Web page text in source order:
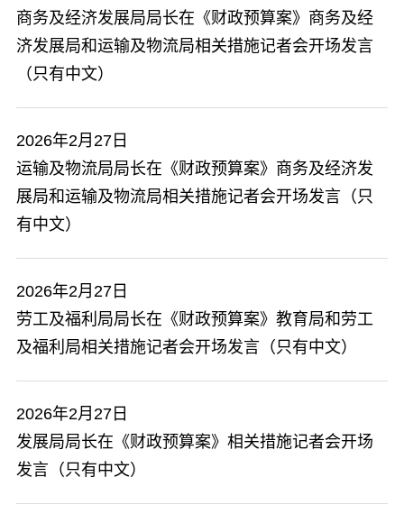
商务及经济发展局局长在《财政预算案》商务及经
济发展局和运输及物流局相关措施记者会开场发言
（只有中文）
2026年2月27日
​运输及物流局局长在《财政预算案》商务及经济发
展局和运输及物流局相关措施记者会开场发言（只
有中文）
2026年2月27日
劳工及福利局局长在《财政预算案》教育局和劳工
及福利局相关措施记者会开场发言（只有中文）
2026年2月27日
发展局局长在《财政预算案》相关措施记者会开场
发言（只有中文）